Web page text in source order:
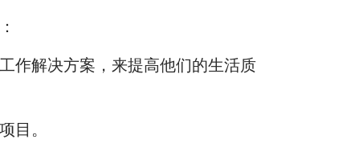
作解决方案，来提高他们的生活质
目。